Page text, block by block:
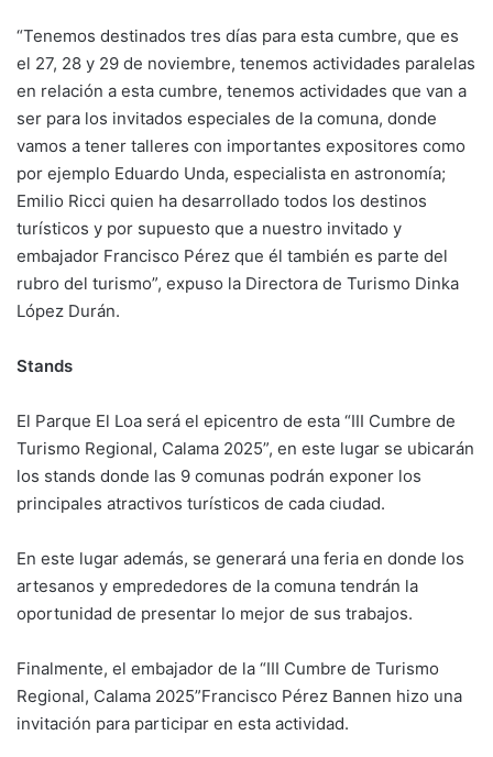
“Tenemos destinados tres días para esta cumbre, que es
el 27, 28 y 29 de noviembre, tenemos actividades paralelas
en relación a esta cumbre, tenemos actividades que van a
ser para los invitados especiales de la comuna, donde
vamos a tener talleres con importantes expositores como
por ejemplo Eduardo Unda, especialista en astronomía;
Emilio Ricci quien ha desarrollado todos los destinos
turísticos y por supuesto que a nuestro invitado y
embajador Francisco Pérez que él también es parte del
rubro del turismo”, expuso la Directora de Turismo Dinka
López Durán.
Stands
El Parque El Loa será el epicentro de esta “III Cumbre de
Turismo Regional, Calama 2025”, en este lugar se ubicarán
los stands donde las 9 comunas podrán exponer los
principales atractivos turísticos de cada ciudad.
En este lugar además, se generará una feria en donde los
artesanos y emprededores de la comuna tendrán la
oportunidad de presentar lo mejor de sus trabajos.
Finalmente, el embajador de la “III Cumbre de Turismo
Regional, Calama 2025”Francisco Pérez Bannen hizo una
invitación para participar en esta actividad.